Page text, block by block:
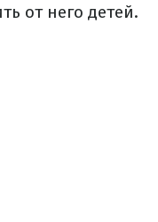
от него детей.